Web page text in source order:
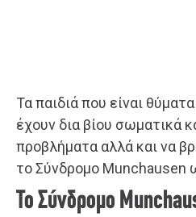
Τα παιδιά που είναι
έχουν δια βίου σωματικά
προβλήματα αλλά και να
το Σύνδρομο Munchausen
Το Σύνδρομο